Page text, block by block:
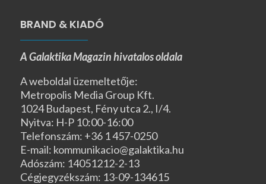
BRAND & KIADÓ
A Galaktika Magazin hivatalos oldala
A weboldal üzemeltetője:
Metropolis Media Group Kft.
1024 Budapest, Fény utca 2., I/4.
Nyitva: H-P 10:00-16:00
Telefonszám: +36 1 457-0250
E-mail: kommunikacio@galaktika.hu
Adószám: 14051212-2-13
Cégjegyzékszám: 13-09-134615